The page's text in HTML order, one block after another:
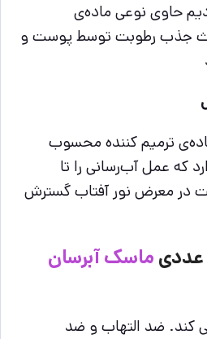
حاوی نوعی ماده‌ی
جذب رطوبت توسط پوست و
ترمیم کننده محسوب
که عمل آب‌رسانی را تا
در معرض نور آفتاب گسترش
ماسک آبرسان
کند. ضد التهاب و ضد